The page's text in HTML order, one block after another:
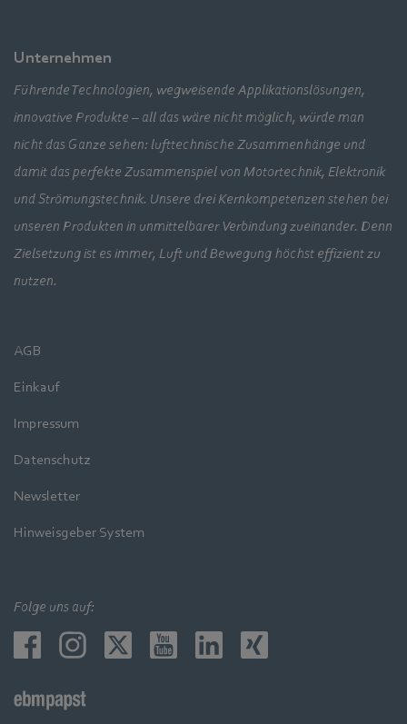
Unternehmen
Führende Technologien, wegweisende Applikationslösungen,
innovative Produkte – all das wäre nicht möglich, würde man
nicht das Ganze sehen: lufttechnische Zusammenhänge und
damit das perfekte Zusammenspiel von Motortechnik, Elektronik
und Strömungstechnik. Unsere drei Kernkompetenzen stehen bei
unseren Produkten in unmittelbarer Verbindung zueinander. Denn
Zielsetzung ist es immer, Luft und Bewegung höchst effizient zu
nutzen.
AGB
Einkauf
Impressum
Datenschutz
Newsletter
Hinweisgeber System
Folge uns auf: